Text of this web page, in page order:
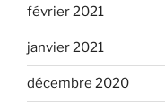
février 2021
janvier 2021
décembre 2020